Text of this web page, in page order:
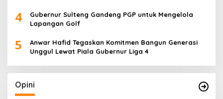
4
Gubernur Sulteng Gandeng PGP untuk Mengelola
Lapangan Golf
5
Anwar Hafid Tegaskan Komitmen Bangun Generasi
Unggul Lewat Piala Gubernur Liga 4
Opini